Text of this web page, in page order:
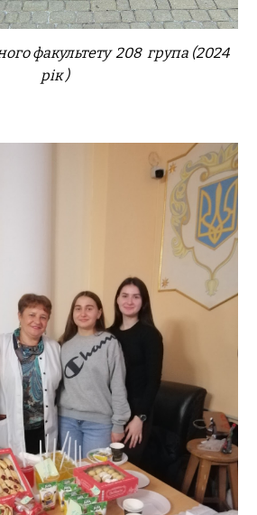
факультету 208група (2024
рік )